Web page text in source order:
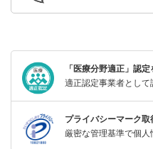
「医療分野適正」認
適正認定事業者として
プライバシーマーク取
厳密な管理基準で個人